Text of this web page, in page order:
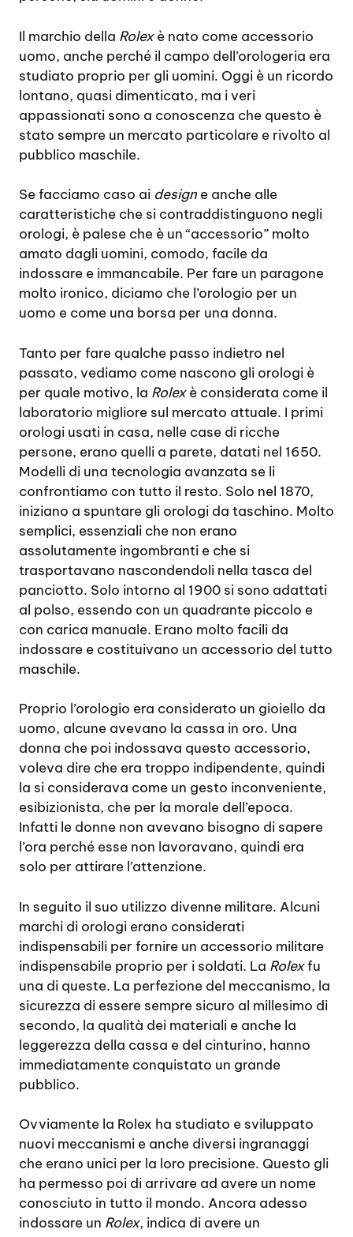
Il marchio della Rolexè nato come accessorio
uomo, anche perché il campo dell’orologeria era
studiato proprio per gli uomini. Oggi è un ricordo
lontano, quasi dimenticato, ma i veri
appassionati sono a conoscenza che questo è
stato sempre un mercato particolare e rivolto al
pubblico maschile.
Se facciamo caso ai design e anche alle
caratteristiche che si contraddistinguono negli
orologi, è palese che è un “accessorio” molto
amato dagli uomini, comodo, facile da
indossare e immancabile. Per fare un paragone
molto ironico, diciamo che l’orologio per un
uomo e come una borsa per una donna.
Tanto per fare qualche passo indietro nel
passato, vediamo come nascono gli orologi è
per quale motivo, la Rolexè considerata come il
laboratorio migliore sul mercato attuale. I primi
orologi usati in casa, nelle case di ricche
persone, erano quelli a parete, datati nel 1650.
Modelli di una tecnologia avanzata se li
confrontiamo con tutto il resto. Solo nel 1870,
iniziano a spuntare gli orologi da taschino. Molto
semplici, essenziali che non erano
assolutamente ingombranti e che si
trasportavano nascondendoli nella tasca del
panciotto. Solo intorno al 1900 si sono adattati
al polso, essendo con un quadrante piccolo e
con carica manuale. Erano molto facili da
indossare e costituivano un accessorio del tutto
maschile.
Proprio l’orologio era considerato un gioiello da
uomo, alcune avevano la cassa in oro. Una
donna che poi indossava questo accessorio,
voleva dire che era troppo indipendente, quindi
la si considerava come un gesto inconveniente,
esibizionista, che per la morale dell’epoca.
Infatti le donne non avevano bisogno di sapere
l’ora perché esse non lavoravano, quindi era
solo per attirare l’attenzione.
In seguito il suo utilizzo divenne militare. Alcuni
marchi di orologi erano considerati
indispensabili per fornire un accessorio militare
indispensabile proprio per i soldati. La Rolexfu
una di queste. La perfezione del meccanismo, la
sicurezza di essere sempre sicuro al millesimo di
secondo, la qualità dei materiali e anche la
leggerezza della cassa e del cinturino, hanno
immediatamente conquistato un grande
pubblico.
Ovviamente la Rolex ha studiato e sviluppato
nuovi meccanismi e anche diversi ingranaggi
che erano unici per la loro precisione. Questo gli
ha permesso poi di arrivare ad avere un nome
conosciuto in tutto il mondo. Ancora adesso
indossare un Rolex, indica di avere un